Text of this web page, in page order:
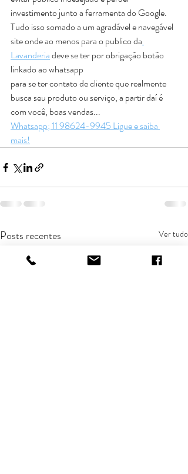
investimento junto a ferramenta do Google.
Tudo isso somado a um agradável e navegável
site onde ao menos para o publico da
Lavanderia deve se ter por obrigação botão
linkado ao whatsapp
para se ter contato de cliente que realmente
busca seu produto ou serviço, a partir daí é
com você, boas vendas...
Whatsapp; 11 98624-9945 Ligue e saiba
mais!
Posts recentes Ver tudo